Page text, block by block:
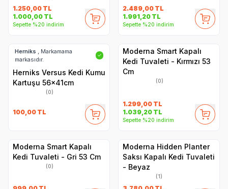
1.250,00 TL
1.000,00 TL
Sepette %20 indirim
2.489,00 TL
1.991,20 TL
Sepette %20 indirim
Herniks
, Markamama
markasıdır.
✓
Herniks Versus Kedi Kumu
Kartuşu 56x41cm
(0)
100,00 TL
Moderna Smart Kapalı
Kedi Tuvaleti - Kırmızı 53
Cm
(0)
1.299,00 TL
1.039,20 TL
Sepette %20 indirim
Moderna Smart Kapalı
Kedi Tuvaleti - Gri 53 Cm
(0)
Moderna Hidden Planter
Saksı Kapalı Kedi Tuvaleti
- Beyaz
(1)